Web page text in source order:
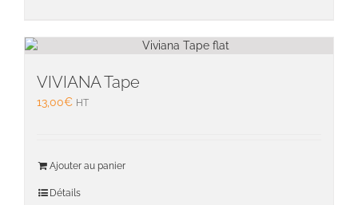
VIVIANA Tape
13,00€ HT
Ajouter au panier
Détails